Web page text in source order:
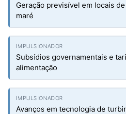
Geração previsível em locais
maré
Subsídios governamentais e
alimentação
Avanços em tecnologia de